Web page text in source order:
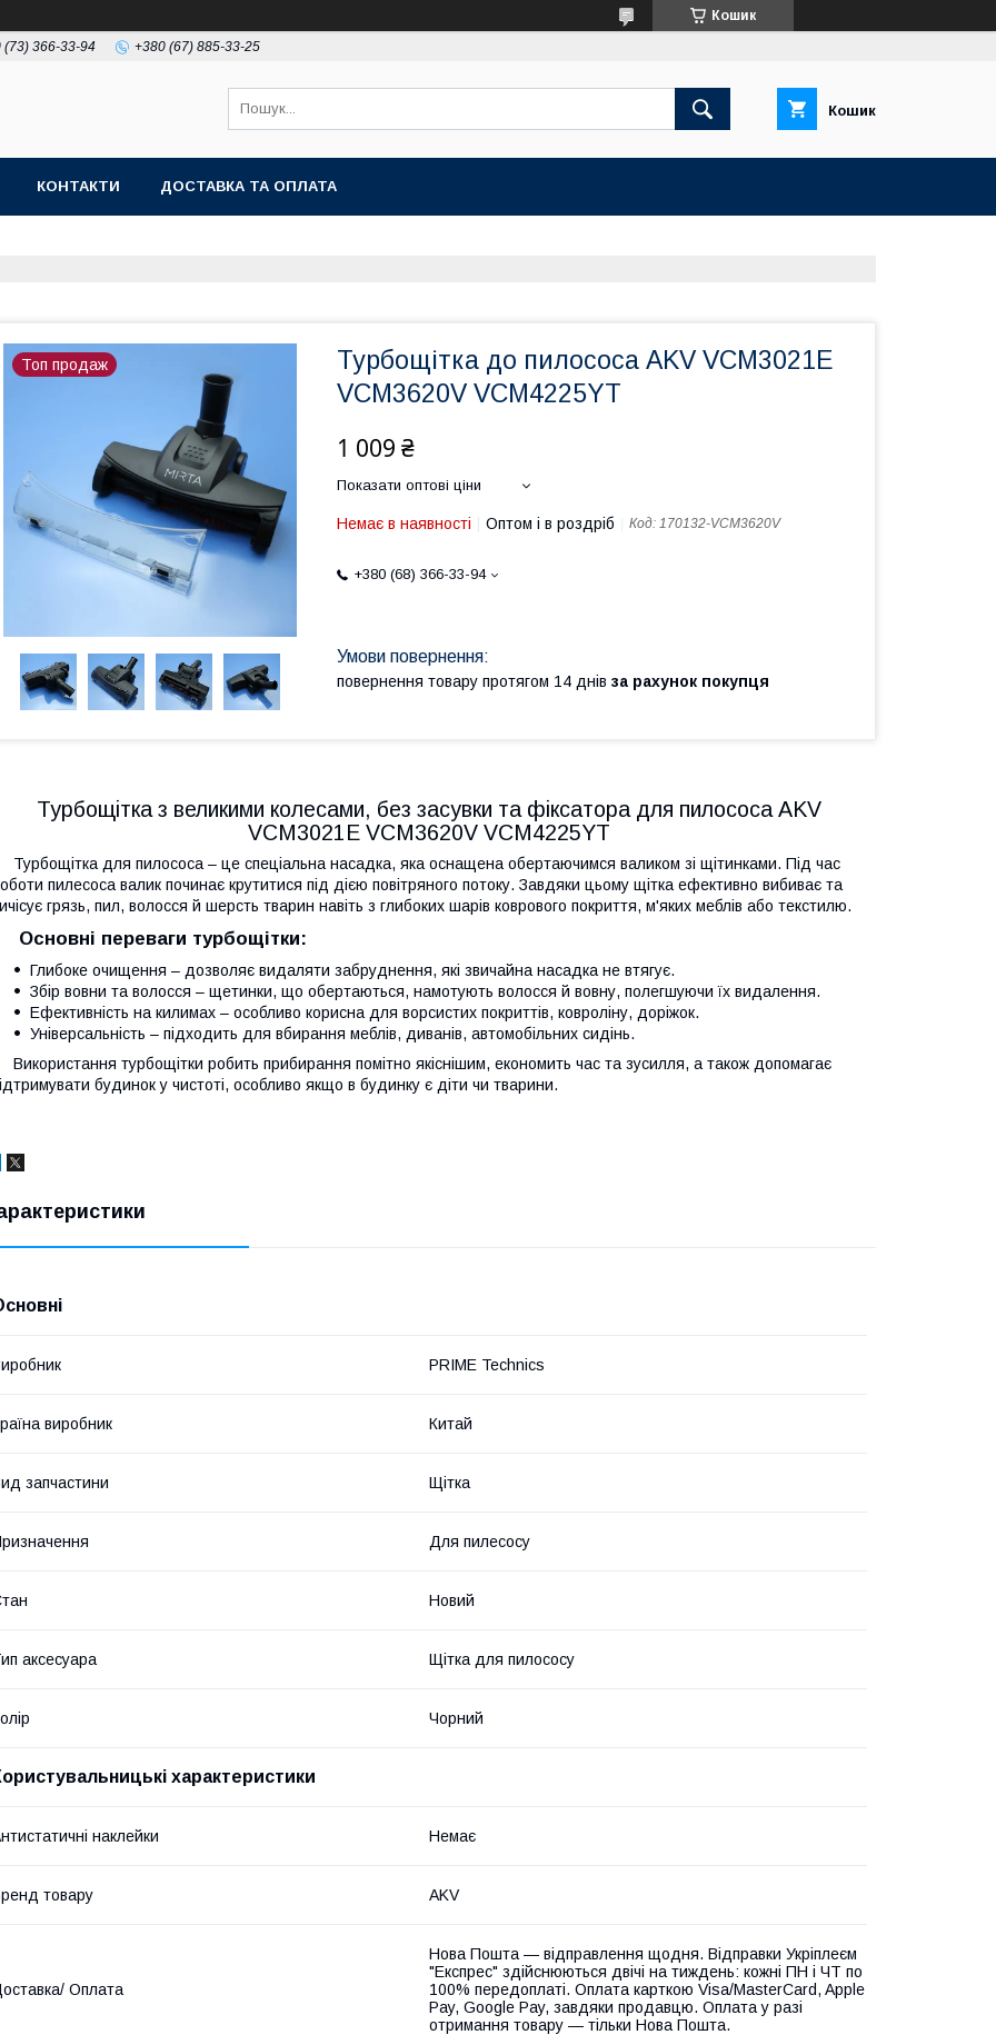
Кошик
(73) 366-33-94 +380 (67) 885-33-25
Кошик
КОНТАКТИ ДОСТАВКА ТА ОПЛАТА
Топ продаж
Турбощітка до пилососа AKV VCM3021E
VCM3620V VCM4225YT
1 009 ₴
Показати оптові ціни
Немає в наявності Оптом і в роздріб Код: 170132-VCM3620V
+380 (68) 366-33-94
повернення товару протягом 14 днів за рахунок покупця
Турбощітка з великими колесами, без засувки та фіксатора для пилососа AKV
VCM3021E VCM3620V VCM4225YT
Турбощітка для пилососа – це спеціальна насадка, яка оснащена обертаючимся валиком зі щітинками. Під час
пилесоса валик починає крутитися під дією повітряного потоку. Завдяки цьому щітка ефективно вибиває та
грязь, пил, волосся й шерсть тварин навіть з глибоких шарів коврового покриття, м'яких меблів або текстилю.
Основні переваги турбощітки:
Глибоке очищення – дозволяє видаляти забруднення, які звичайна насадка не втягує.
Збір вовни та волосся – щетинки, що обертаються, намотують волосся й вовну, полегшуючи їх видалення.
Ефективність на килимах – особливо корисна для ворсистих покриттів, ковроліну, доріжок.
Універсальність – підходить для вбирання меблів, диванів, автомобільних сидінь.
Використання турбощітки робить прибирання помітно якіснішим, економить час та зусилля, а також допомагає
будинок у чистоті, особливо якщо в будинку є діти чи тварини.
PRIME Technics
виробник Китай
запчастини Щітка
Для пилесосу
Новий
аксесуара Щітка для пилососу
Чорний
характеристики
наклейки Немає
товару AKV
Оплата
Нова Пошта — відправлення щодня. Відправки Укріплеєм
"Експрес" здійснюються двічі на тиждень: кожні ПН і ЧТ по
100% передоплаті. Оплата карткою Visa/MasterCard, Apple
Pay, Google Pay, завдяки продавцю. Оплата у разі
отримання товару — тільки Нова Пошта.